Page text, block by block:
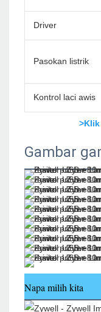
Driver
Pasokan listrik
Kontrol laci awis
Gambar
Napa milih kita